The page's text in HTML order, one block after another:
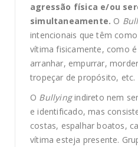
agressão física e/ou
simultaneamente. O
intencionais que têm
vítima fisicamente, como
arranhar, empurrar,
tropeçar de propósito, etc.
O Bullyingindireto nem
e identificado, mas
costas, espalhar boatos,
vítima esteja presente.